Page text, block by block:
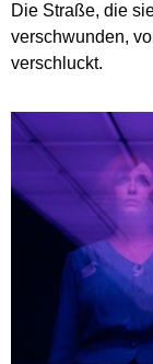
Die Straße, die
verschwunden,
verschluckt.